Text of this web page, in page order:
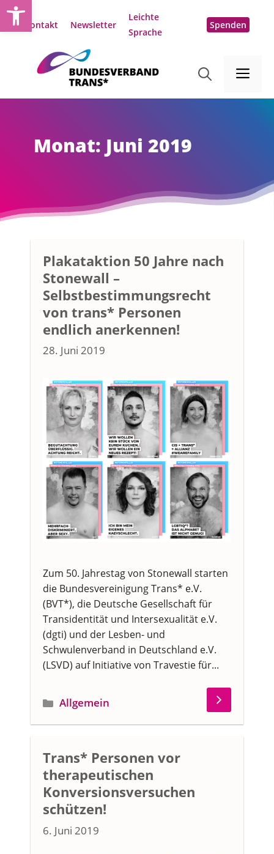
Zum
Inhalt
Kontakt Newsletter
Leichte
Sprache
Spenden
Monat: Juni 2019
Plakataktion 50 Jahre nach
Stonewall –
Selbstbestimmungsrecht
von trans* Personen
endlich anerkennen!
28. Juni 2019
Zum 50. Jahrestag von Stonewall starten
die Bundesvereinigung Trans* e.V.
(BVT*), die Deutsche Gesellschaft für
Transidentität und Intersexualität e.V.
(dgti) und der Lesben- und
Schwulenverband in Deutschland e.V.
(LSVD) auf Initiative von Travestie für...
Kategorien
Allgemein
Trans* Personen vor
therapeutischen
Konversionsversuchen
schützen!
6. Juni 2019